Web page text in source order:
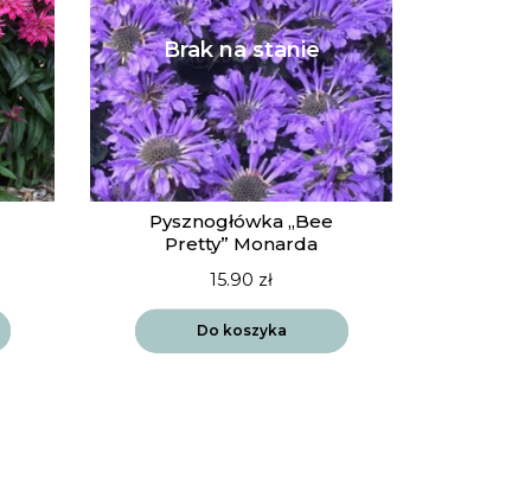
Pysznogłówka „Bee
Pretty” Monarda
15.90 zł
Do koszyka